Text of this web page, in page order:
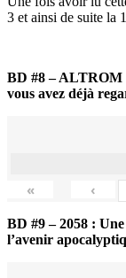
3 et ainsi de suite la
BD #8 – ALTROM
vous avez déjà
« ‹
BD #9 – 2058 :
l’avenir